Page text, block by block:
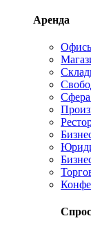
Аренда
Сфера
Спрос